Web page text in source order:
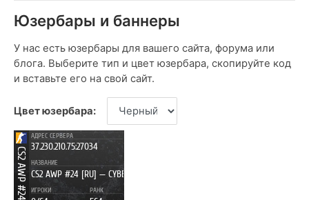
Юзербары и баннеры
У нас есть юзербары для вашего сайта, форума или
блога. Выберите тип и цвет юзербара, скопируйте код
и вставьте его на свой сайт.
Цвет юзербара: